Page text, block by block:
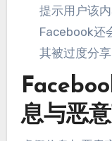
提示用户该
Facebook还
其被过度分享
息与恶